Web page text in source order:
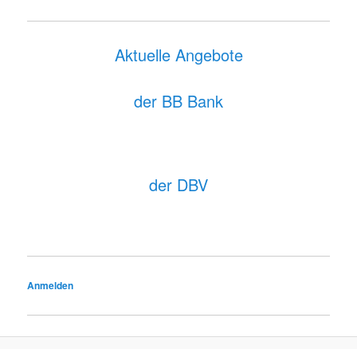
Aktuelle Angebote
der BB Bank
der DBV
Anmelden